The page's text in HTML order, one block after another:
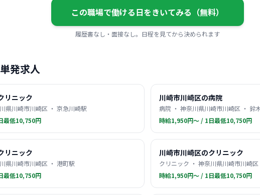
この職場で働ける日をきいてみる（無料）
履歴書なし・面接なし。日程を見てから決められます
発求人
リニック
県川崎市川崎区 ・ 京急川崎駅
最低10,750円
川崎市川崎区の病院
病院 ・ 神奈川県川崎市川崎区 ・ 鈴
時給1,950円〜 / 1日最低10,750円
リニック
県川崎市川崎区 ・ 港町駅
最低10,750円
川崎市川崎区のクリニック
クリニック ・ 神奈川県川崎市川崎
時給1,950円〜 / 1日最低10,750円